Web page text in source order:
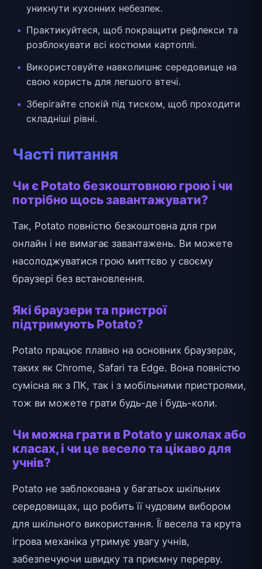
уникнути кухонних небезпек.
Практикуйтеся, щоб покращити рефлекси та
розблокувати всі костюми картоплі.
Використовуйте навколишнє середовище на
свою користь для легшого втечі.
Зберігайте спокій під тиском, щоб проходити
складніші рівні.
Часті питання
Чи є Potato безкоштовною грою і чи
потрібно щось завантажувати?
Так, Potato повністю безкоштовна для гри
онлайн і не вимагає завантажень. Ви можете
насолоджуватися грою миттєво у своєму
браузері без встановлення.
Які браузери та пристрої
підтримують Potato?
Potato працює плавно на основних браузерах,
таких як Chrome, Safari та Edge. Вона повністю
сумісна як з ПК, так і з мобільними пристроями,
тож ви можете грати будь-де і будь-коли.
Чи можна грати в Potato у школах або
класах, і чи це весело та цікаво для
учнів?
Potato не заблокована у багатьох шкільних
середовищах, що робить її чудовим вибором
для шкільного використання. Її весела та крута
ігрова механіка утримує увагу учнів,
забезпечуючи швидку та приємну перерву.